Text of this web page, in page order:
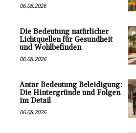
06.08.2026
Die Bedeutung natürlicher
Lichtquellen für Gesundheit
und Wohlbefinden
06.08.2026
Antar Bedeutung Beleidigung:
Die Hintergründe und Folgen
im Detail
06.08.2026